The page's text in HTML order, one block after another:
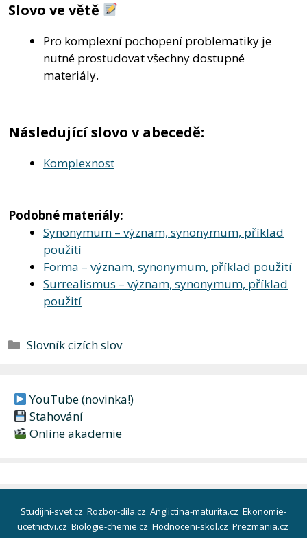
Slovo ve větě
Pro komplexní pochopení problematiky je
nutné prostudovat všechny dostupné
materiály.
Následující slovo v abecedě:
Komplexnost
Podobné materiály:
Synonymum – význam, synonymum, příklad
použití
Forma – význam, synonymum, příklad použití
Surrealismus – význam, synonymum, příklad
použití
Rubriky
Slovník cizích slov
YouTube (novinka!)
Stahování
Online akademie
Studijni-svet.cz Rozbor-dila.cz Anglictina-maturita.cz Ekonomie-
ucetnictvi.cz Biologie-chemie.cz Hodnoceni-skol.cz Prezmania.cz